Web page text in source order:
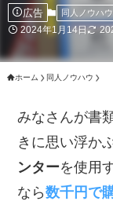
広告 同人ノウハウ
2024年1月14日
ホーム 同人ノウハウ
みなさんが書
きに思い浮か
ンターを使用
なら数千円で